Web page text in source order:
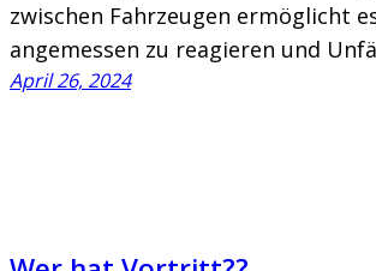
zwischen Fahrzeugen ermöglicht
angemessen zu reagieren und
April 26, 2024